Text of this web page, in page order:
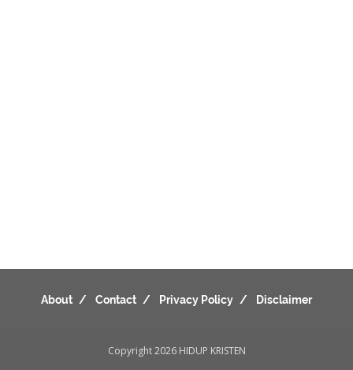
About Contact Privacy Policy Disclaimer
Copyright 2026 HIDUP KRISTEN